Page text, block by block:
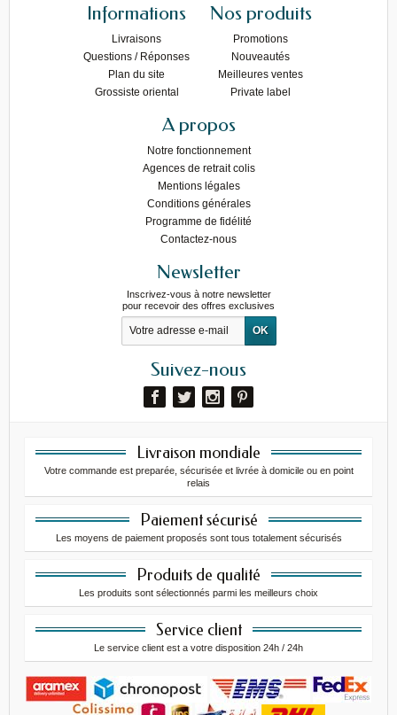
Informations
Livraisons
Questions / Réponses
Plan du site
Grossiste oriental
Nos produits
Promotions
Nouveautés
Meilleures ventes
Private label
A propos
Notre fonctionnement
Agences de retrait colis
Mentions légales
Conditions générales
Programme de fidélité
Contactez-nous
Newsletter
Inscrivez-vous à notre newsletter
pour recevoir des offres exclusives
Suivez-nous
Livraison mondiale
Votre commande est preparée, sécurisée et livrée à domicile ou en point
relais
Paiement sécurisé
Les moyens de paiement proposés sont tous totalement sécurisés
Produits de qualité
Les produits sont sélectionnés parmi les meilleurs choix
Service client
Le service client est a votre disposition 24h / 24h